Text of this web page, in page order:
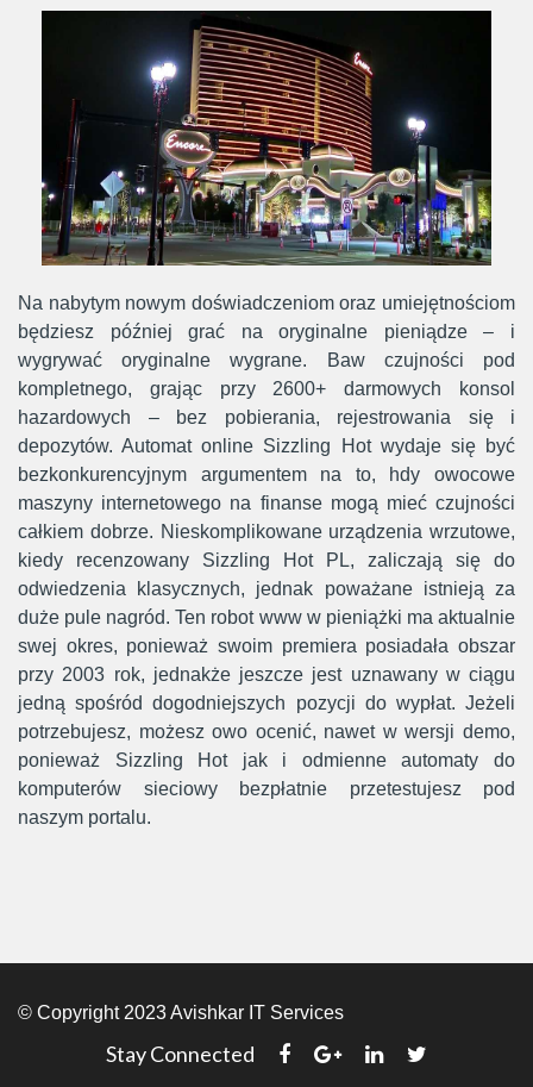
Na nabytym nowym doświadczeniom oraz umiejętnościom
będziesz później grać na oryginalne pieniądze – i
wygrywać oryginalne wygrane. Baw czujności pod
kompletnego, grając przy 2600+ darmowych konsol
hazardowych – bez pobierania, rejestrowania się i
depozytów. Automat online Sizzling Hot wydaje się być
bezkonkurencyjnym argumentem na to, hdy owocowe
maszyny internetowego na finanse mogą mieć czujności
całkiem dobrze. Nieskomplikowane urządzenia wrzutowe,
kiedy recenzowany Sizzling Hot PL, zaliczają się do
odwiedzenia klasycznych, jednak poważane istnieją za
duże pule nagród. Ten robot www w pieniążki ma aktualnie
swej okres, ponieważ swoim premiera posiadała obszar
przy 2003 rok, jednakże jeszcze jest uznawany w ciągu
jedną spośród dogodniejszych pozycji do wypłat. Jeżeli
potrzebujesz, możesz owo ocenić, nawet w wersji demo,
ponieważ Sizzling Hot jak i odmienne automaty do
komputerów sieciowy bezpłatnie przetestujesz pod
naszym portalu.
© Copyright 2023 Avishkar IT Services
Stay Connected